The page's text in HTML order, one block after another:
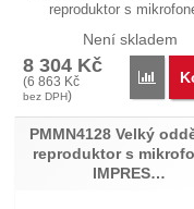
reproduktor s
Není skladem
8 304 Kč
(6 863 Kč
bez DPH)
PMMN4128 Velký
reproduktor s
IMPRES…